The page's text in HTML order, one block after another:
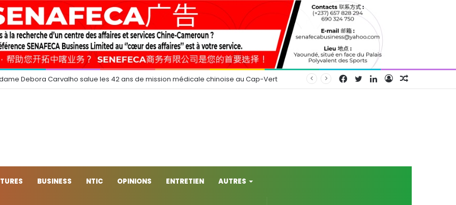
Debora Carvalho salue les 42 ans de mission médicale chinoise au Cap-Vert Connexion
Linkedin
Twitter
Facebook
BUSINESS NTIC OPINIONS ENTRETIEN AUTRES